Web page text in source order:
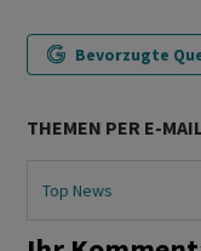
Bevorzugte
THEMEN PER E-
Top News